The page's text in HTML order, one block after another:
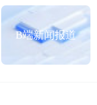
B端新闻报道